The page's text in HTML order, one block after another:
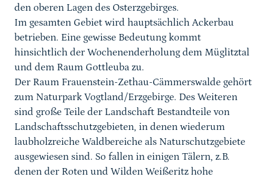
den oberen Lagen des Osterzgebirges.
Im gesamten Gebiet wird hauptsächlich Ackerbau
betrieben. Eine gewisse Bedeutung kommt
hinsichtlich der Wochenenderholung dem Müglitztal
und dem Raum Gottleuba zu.
Der Raum Frauenstein-Zethau-Cämmerswalde gehört
zum Naturpark Vogtland/Erzgebirge. Des Weiteren
sind große Teile der Landschaft Bestandteile von
Landschaftsschutzgebieten, in denen wiederum
laubholzreiche Waldbereiche als Naturschutzgebiete
ausgewiesen sind. So fallen in einigen Tälern, z.B.
denen der Roten und Wilden Weißeritz hohe